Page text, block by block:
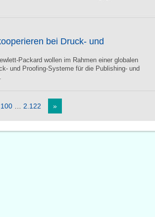
bei Druck- und
Packard wollen im Rahmen einer globalen
und Proofing-Systeme für die Publishing- und
2.122 »